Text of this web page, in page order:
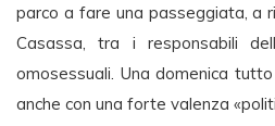
parco a fare una passeggiata, a
Casassa, tra i responsabili
omosessuali. Una domenica
anche con una forte valenza